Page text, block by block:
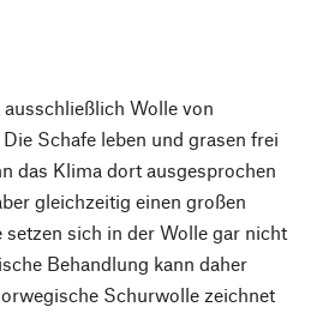
Wolle von
Schafe leben und grasen frei
das Klima dort ausgesprochen
gleichzeitig einen großen
sich in der Wolle gar nicht
Behandlung kann daher
Schurwolle zeichnet